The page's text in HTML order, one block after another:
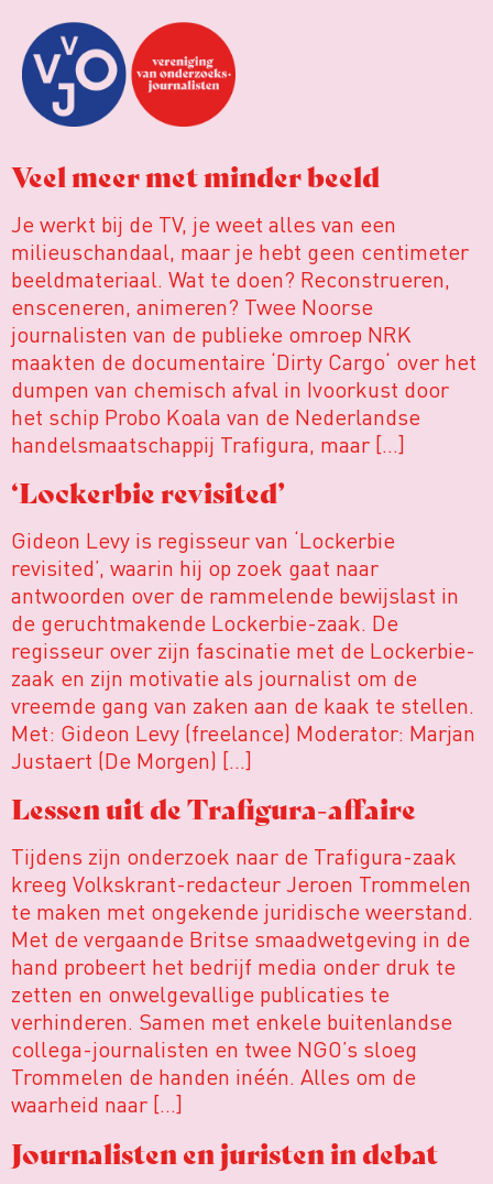
Veel meer met minder beeld
Je werkt bij de TV, je weet alles van een
milieuschandaal, maar je hebt geen centimeter
beeldmateriaal. Wat te doen? Reconstrueren,
ensceneren, animeren? Twee Noorse
journalisten van de publieke omroep NRK
maakten de documentaire ‘Dirty Cargo‘ over het
dumpen van chemisch afval in Ivoorkust door
het schip Probo Koala van de Nederlandse
handelsmaatschappij Trafigura, maar […]
‘Lockerbie revisited’
Gideon Levy is regisseur van ‘Lockerbie
revisited’, waarin hij op zoek gaat naar
antwoorden over de rammelende bewijslast in
de geruchtmakende Lockerbie-zaak. De
regisseur over zijn fascinatie met de Lockerbie-
zaak en zijn motivatie als journalist om de
vreemde gang van zaken aan de kaak te stellen.
Met: Gideon Levy (freelance) Moderator: Marjan
Justaert (De Morgen) […]
Lessen uit de Trafigura-affaire
Tijdens zijn onderzoek naar de Trafigura-zaak
kreeg Volkskrant-redacteur Jeroen Trommelen
te maken met ongekende juridische weerstand.
Met de vergaande Britse smaadwetgeving in de
hand probeert het bedrijf media onder druk te
zetten en onwelgevallige publicaties te
verhinderen. Samen met enkele buitenlandse
collega-journalisten en twee NGO’s sloeg
Trommelen de handen inéén. Alles om de
waarheid naar […]
Journalisten en juristen in debat